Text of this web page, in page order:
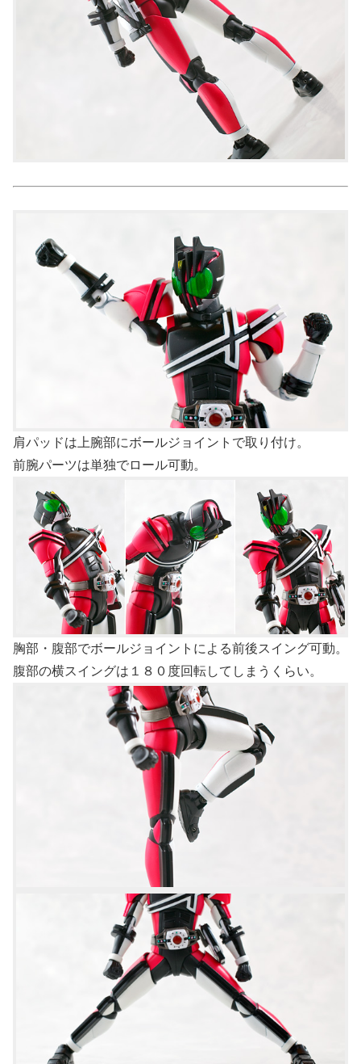
肩パッドは上腕部にボールジョイントで取り付け。
前腕パーツは単独でロール可動。
胸部・腹部でボールジョイントによる前後スイング可動。
腹部の横スイングは１８０度回転してしまうくらい。